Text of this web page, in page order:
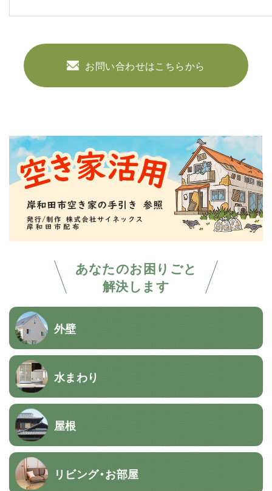
あなたのお困りごと
解決します
外壁
水まわり
屋根
リビング・お部屋
お問い合わせはこちらから